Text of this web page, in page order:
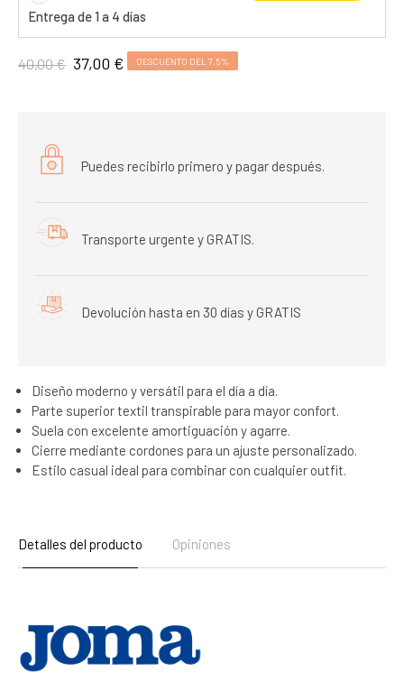
Entrega de 1 a 4 días
40,00 € 37,00 € DESCUENTO DEL 7,5%
Puedes recibirlo primero y pagar después.
Transporte urgente y GRATIS.
Devolución hasta en 30 días y GRATIS
Diseño moderno y versátil para el día a día.
Parte superior textil transpirable para mayor confort.
Suela con excelente amortiguación y agarre.
Cierre mediante cordones para un ajuste personalizado.
Estilo casual ideal para combinar con cualquier outfit.
Detalles del producto Opiniones